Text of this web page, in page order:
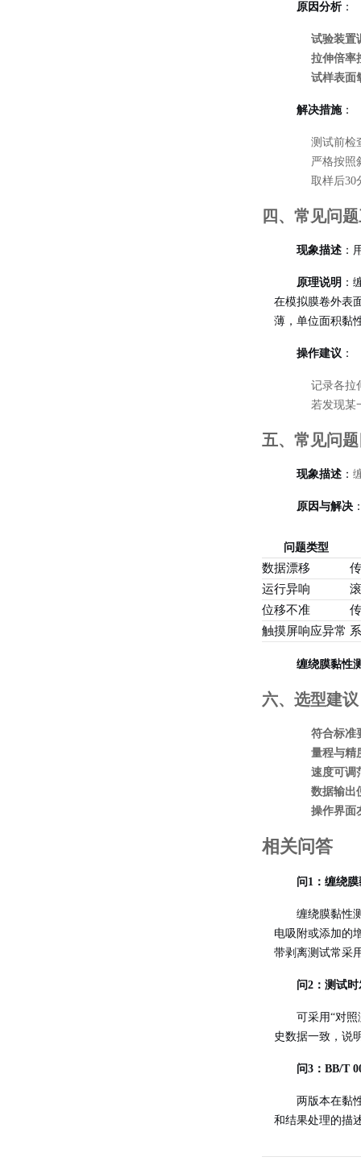
原因分析：
试验装置
拉伸倍率
试样表面
解决措施：
测试前检
严格按照
取样后30
四、常见问
现象描述 ：
原理说明 ：
在模拟膜卷外表
薄，单位面积黏
操作建议 ：
记录各拉
若发现某
五、常见问
现象描述 ：
原因与解决
问题类型
数据漂移
运行异响
位移不准
触摸屏响应异常
缠绕膜黏性
六、选型建
符合标准
量程与精
速度可调
数据输出
操作界面
相关问答
问1：缠绕
缠绕膜黏性
电吸附或添加的
带剥离测试常采
问2：测试
可采用“对
史数据一致，说
问3：BB/T
两版本在黏
和结果处理的描